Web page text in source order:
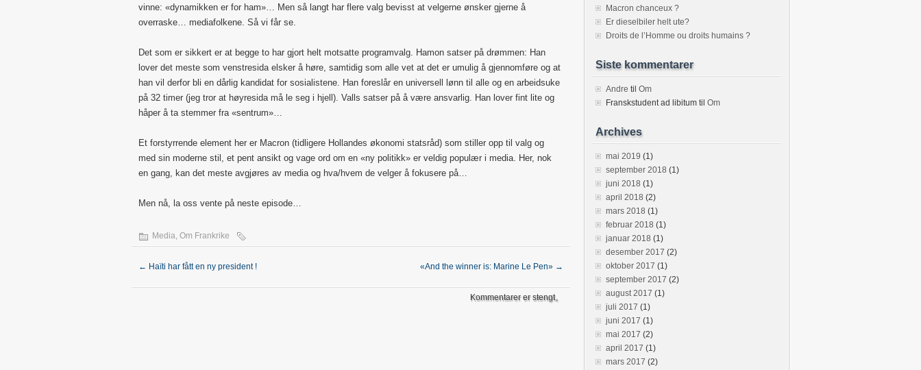
vinne: «dynamikken er for ham»… Men så langt har flere valg bevisst at velgerne ønsker gjerne å
overraske… mediafolkene. Så vi får se.
Det som er sikkert er at begge to har gjort helt motsatte programvalg. Hamon satser på drømmen: Han
lover det meste som venstresida elsker å høre, samtidig som alle vet at det er umulig å gjennomføre og at
han vil derfor bli en dårlig kandidat for sosialistene. Han foreslår en universell lønn til alle og en arbeidsuke
på 32 timer (jeg tror at høyresida må le seg i hjell). Valls satser på å være ansvarlig. Han lover fint lite og
håper å ta stemmer fra «sentrum»…
Et forstyrrende element her er Macron (tidligere Hollandes økonomi statsråd) som stiller opp til valg og
med sin moderne stil, et pent ansikt og vage ord om en «ny politikk» er veldig populær i media. Her, nok
en gang, kan det meste avgjøres av media og hva/hvem de velger å fokusere på…
Men nå, la oss vente på neste episode…
Media, Om Frankrike
← Haïti har fått en ny president ! «And the winner is: Marine Le Pen» →
Kommentarer er stengt。
Macron chanceux ?
Er dieselbiler helt ute?
Droits de l’Homme ou droits humains ?
Siste kommentarer
Andre til Om
Franskstudent ad libitum til Om
Archives
mai 2019 (1)
september 2018 (1)
juni 2018 (1)
april 2018 (2)
mars 2018 (1)
februar 2018 (1)
januar 2018 (1)
desember 2017 (2)
oktober 2017 (1)
september 2017 (2)
august 2017 (1)
juli 2017 (1)
juni 2017 (1)
mai 2017 (2)
april 2017 (1)
mars 2017 (2)